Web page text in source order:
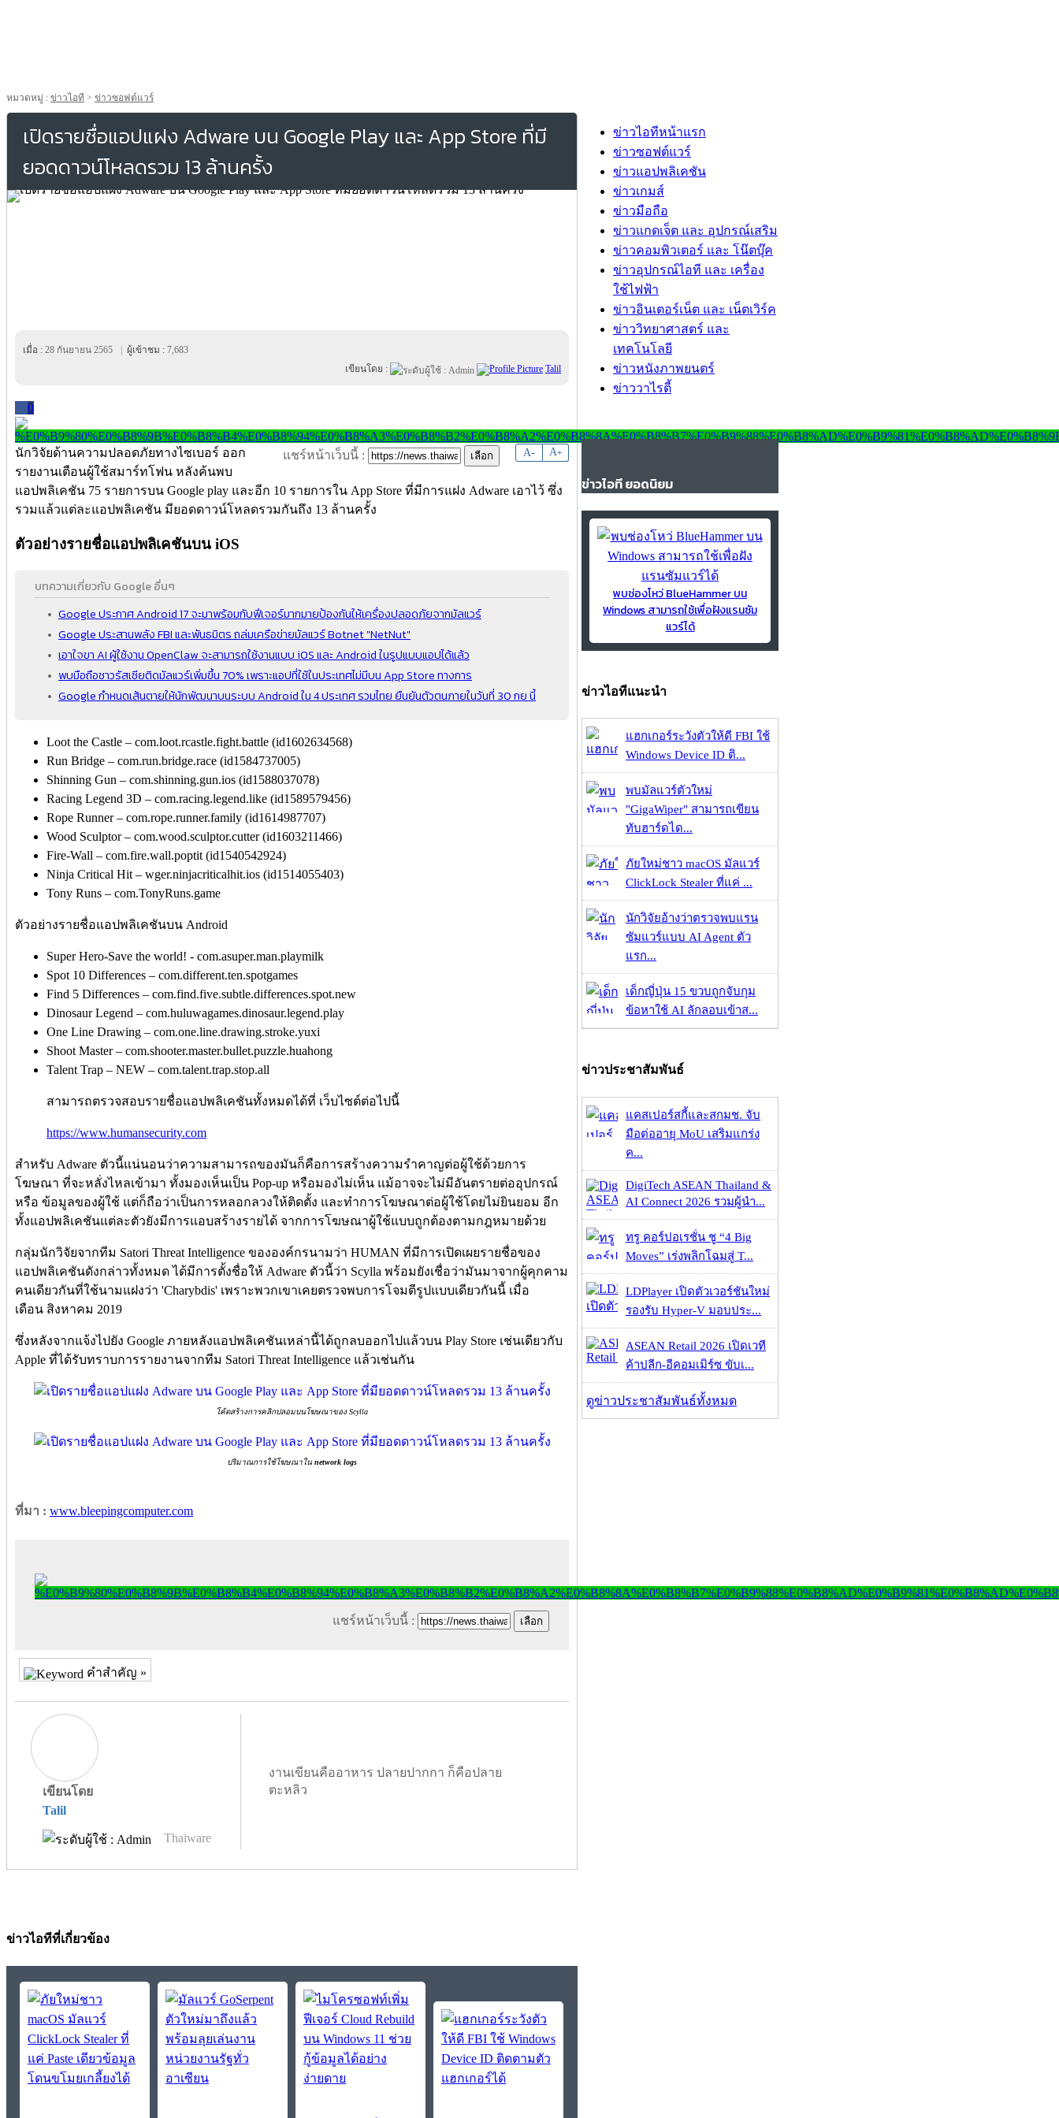
หมวดหมู่ : ข่าวไอที > ข่าวซอฟต์แวร์
เปิดรายชื่อแอปแฝง Adware บน Google Play และ App Store ที่มี
ยอดดาวน์โหลดรวม 13 ล้านครั้ง
เมื่อ : 28 กันยายน 2565 ผู้เข้าชม : 7,683
เขียนโดย :
Talil
0
A- A+
แชร์หน้าเว็บนี้ :
นักวิจัยด้านความปลอดภัยทางไซเบอร์ ออก
รายงานเตือนผู้ใช้สมาร์ทโฟน หลังค้นพบ
แอปพลิเคชัน 75 รายการบน Google play และอีก 10 รายการใน App Store ที่มีการแฝง Adware เอาไว้ ซึ่ง
รวมแล้วแต่ละแอปพลิเคชัน มียอดดาวน์โหลดรวมกันถึง 13 ล้านครั้ง
ตัวอย่างรายชื่อแอปพลิเคชันบน iOS
บทความเกี่ยวกับ Google อื่นๆ
Google ประกาศ Android 17 จะมาพร้อมกับฟีเจอร์มากมายป้องกันให้เครื่องปลอดภัยจากมัลแวร์
Google ประสานพลัง FBI และพันธมิตร ถล่มเครือข่ายมัลแวร์ Botnet "NetNut"
เอาใจขา AI ผู้ใช้งาน OpenClaw จะสามารถใช้งานแบบ iOS และ Android ในรูปแบบแอปได้แล้ว
พบมือถือชาวรัสเซียติดมัลแวร์เพิ่มขึ้น 70% เพราะแอปที่ใช้ในประเทศไม่มีบน App Store ทางการ
Google กำหนดเส้นตายให้นักพัฒนาบนระบบ Android ใน 4 ประเทศ รวมไทย ยืนยันตัวตนภายในวันที่ 30 กย นี้
Loot the Castle – com.loot.rcastle.fight.battle (id1602634568)
Run Bridge – com.run.bridge.race (id1584737005)
Shinning Gun – com.shinning.gun.ios (id1588037078)
Racing Legend 3D – com.racing.legend.like (id1589579456)
Rope Runner – com.rope.runner.family (id1614987707)
Wood Sculptor – com.wood.sculptor.cutter (id1603211466)
Fire-Wall – com.fire.wall.poptit (id1540542924)
Ninja Critical Hit – wger.ninjacriticalhit.ios (id1514055403)
Tony Runs – com.TonyRuns.game
ตัวอย่างรายชื่อแอปพลิเคชันบน Android
Super Hero-Save the world! - com.asuper.man.playmilk
Spot 10 Differences – com.different.ten.spotgames
Find 5 Differences – com.find.five.subtle.differences.spot.new
Dinosaur Legend – com.huluwagames.dinosaur.legend.play
One Line Drawing – com.one.line.drawing.stroke.yuxi
Shoot Master – com.shooter.master.bullet.puzzle.huahong
Talent Trap – NEW – com.talent.trap.stop.all
สามารถตรวจสอบรายชื่อแอปพลิเคชันทั้งหมดได้ที่ เว็บไซต์ต่อไปนี้
https://www.humansecurity.com
สำหรับ Adware ตัวนี้แน่นอนว่าความสามารถของมันก็คือการสร้างความรำคาญต่อผู้ใช้ด้วยการ
โฆษณา ที่จะหลั่งไหลเข้ามา ทั้งมองเห็นเป็น Pop-up หรือมองไม่เห็น แม้อาจจะไม่มีอันตรายต่ออุปกรณ์
หรือ ข้อมูลของผู้ใช้ แต่ก็ถือว่าเป็นการหลอกลวงให้ติดตั้ง และทำการโฆษณาต่อผู้ใช้โดยไม่ยินยอม อีก
ทั้งแอปพลิเคชันแต่ละตัวยังมีการแอบสร้างรายได้ จากการโฆษณาผู้ใช้แบบถูกต้องตามกฎหมายด้วย
กลุ่มนักวิจัยจากทีม Satori Threat Intelligence ขององค์กรนามว่า HUMAN ที่มีการเปิดเผยรายชื่อของ
แอปพลิเคชันดังกล่าวทั้งหมด ได้มีการตั้งชื่อให้ Adware ตัวนี้ว่า Scylla พร้อมยังเชื่อว่ามันมาจากผู้คุกคาม
คนเดียวกันที่ใช้นามแฝงว่า 'Charybdis' เพราะพวกเขาเคยตรวจพบการโจมตีรูปแบบเดียวกันนี้ เมื่อ
เดือน สิงหาคม 2019
ซึ่งหลังจากแจ้งไปยัง Google ภายหลังแอปพลิเคชันเหล่านี้ได้ถูกลบออกไปแล้วบน Play Store เช่นเดียวกับ
Apple ที่ได้รับทราบการรายงานจากทีม Satori Threat Intelligence แล้วเช่นกัน
โค้ดสร้างการคลิกปลอมบนโฆษณาของ Scylla
ปริมาณการใช้โฆษณาใน network logs
ที่มา : www.bleepingcomputer.com
แชร์หน้าเว็บนี้ :
คำสำคัญ »
เขียนโดย
Talil
Thaiware
งานเขียนคืออาหาร ปลายปากกา ก็คือปลาย
ตะหลิว
ข่าวไอทีที่เกี่ยวข้อง
ข่าวไอทีหน้าแรก
ข่าวซอฟต์แวร์
ข่าวแอปพลิเคชัน
ข่าวเกมส์
ข่าวมือถือ
ข่าวแกดเจ็ต และ อุปกรณ์เสริม
ข่าวคอมพิวเตอร์ และ โน๊ตบุ๊ค
ข่าวอุปกรณ์ไอที และ เครื่อง
ใช้ไฟฟ้า
ข่าวอินเตอร์เน็ต และ เน็ตเวิร์ค
ข่าววิทยาศาสตร์ และ
เทคโนโลยี
ข่าวหนังภาพยนตร์
ข่าววาไรตี้
ข่าวไอที ยอดนิยม
พบช่องโหว่ BlueHammer บน
Windows สามารถใช้เพื่อฝังแรนซัม
แวร์ได้
ข่าวไอทีแนะนำ
แฮกเกอร์ระวังตัวให้ดี FBI ใช้
Windows Device ID ติ...
พบมัลแวร์ตัวใหม่
"GigaWiper" สามารถเขียน
ทับฮาร์ดได...
ภัยใหม่ชาว macOS มัลแวร์
ClickLock Stealer ที่แค่ ...
นักวิจัยอ้างว่าตรวจพบแรน
ซัมแวร์แบบ AI Agent ตัว
แรก...
เด็กญี่ปุ่น 15 ขวบถูกจับกุม
ข้อหาใช้ AI ลักลอบเข้าส...
ข่าวประชาสัมพันธ์
แคสเปอร์สกี้และสกมช. จับ
มือต่ออายุ MoU เสริมแกร่ง
ค...
DigiTech ASEAN Thailand &
AI Connect 2026 รวมผู้นำ...
ทรู คอร์ปอเรชั่น ชู “4 Big
Moves” เร่งพลิกโฉมสู่ T...
LDPlayer เปิดตัวเวอร์ชันใหม่
รองรับ Hyper-V มอบประ...
ASEAN Retail 2026 เปิดเวที
ค้าปลีก-อีคอมเมิร์ซ ขับเ...
ดูข่าวประชาสัมพันธ์ทั้งหมด